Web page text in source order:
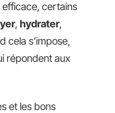
efficace, certains
, hydrater,
cela s’impose,
répondent aux
et les bons